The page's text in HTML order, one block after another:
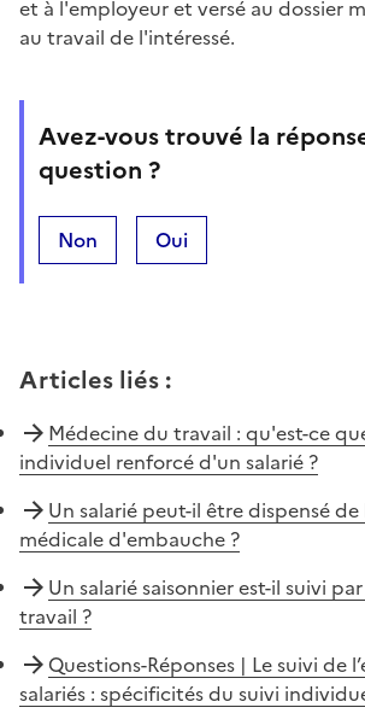
et à l'employeur et versé au dossier
au travail de l'intéressé.
Avez-vous trouvé la
question ?
Non Oui
Articles liés :
Médecine du travail : qu'est-ce
individuel renforcé d'un salarié ?
Un salarié peut-il être dispensé
médicale d'embauche ?
Un salarié saisonnier est-il suivi
travail ?
Questions-Réponses | Le suivi de
salariés : spécificités du suivi